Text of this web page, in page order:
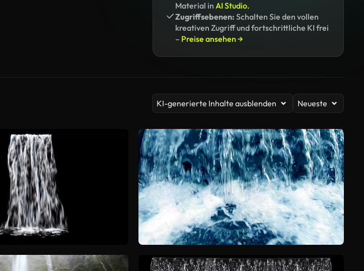
Material in AI Studio.
Zugriffsebenen: Schalten Sie den vollen
kreativen Zugriff und fortschrittliche KI frei
– Preise ansehen →
KI-generierte Inhalte ausblenden Neueste